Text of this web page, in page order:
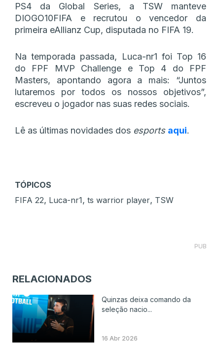
PS4 da Global Series, a TSW manteve
DIOGO10FIFA e recrutou o vencedor da
primeira eAllianz Cup, disputada no FIFA 19.
Na temporada passada, Luca-nr1 foi Top 16
do FPF MVP Challenge e Top 4 do FPF
Masters, apontando agora a mais: “Juntos
lutaremos por todos os nossos objetivos”,
escreveu o jogador nas suas redes sociais.
Lê as últimas novidades dos esports aqui.
TÓPICOS
FIFA 22, Luca-nr1, ts warrior player, TSW
PUB
RELACIONADOS
Quinzas deixa comando da
seleção nacio...
16 Abr 2026